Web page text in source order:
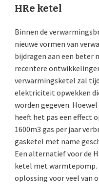
HRe ketel
Binnen de
nieuwe vormen van
bijdragen aan een beter
recentere
verwarmingsketel zal
elektriciteit opwekken
worden gegeven.
heeft het pas een effect
1600m3 gas per jaar
gasketel met name
Een alternatief voor de
ketel met warmtepomp.
oplossing voor veel van